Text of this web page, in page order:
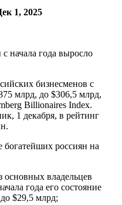
1, 2025
бизнесменов с
млрд, до $306,5 млрд,
Billionaires Index.
1 декабря, в рейтинг
богатейших россиян на
владельцев
года его состояние
$29,5 млрд;